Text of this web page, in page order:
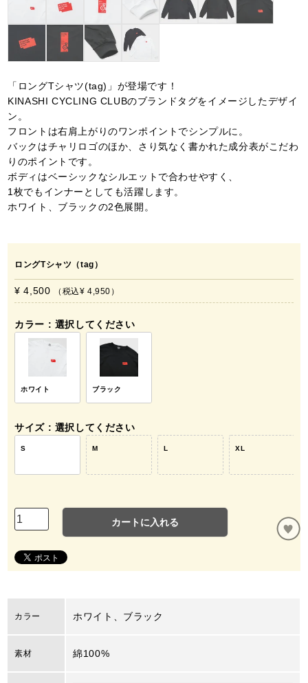
「ロングTシャツ(tag)」が登場です！
KINASHI CYCLING CLUBのブランドタグをイメージしたデザイ
ン。
フロントは右肩上がりのワンポイントでシンプルに。
バックはチャリロゴのほか、さり気なく書かれた成分表がこだわ
りのポイントです。
ボディはベーシックなシルエットで合わせやすく、
1枚でもインナーとしても活躍します。
ホワイト、ブラックの2色展開。
ロングTシャツ（tag）
¥ 4,500 税込¥ 4,950
カラー 選択してください
ホワイト ブラック
サイズ 選択してください
S M L XL
カートに入れる
カラー ホワイト、ブラック
素材 綿100%